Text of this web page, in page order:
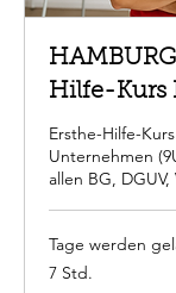
Hilfe-Kurs
Ersthe-Hilfe-
Unternehmen
allen BG,
Tage werden
7 Std.